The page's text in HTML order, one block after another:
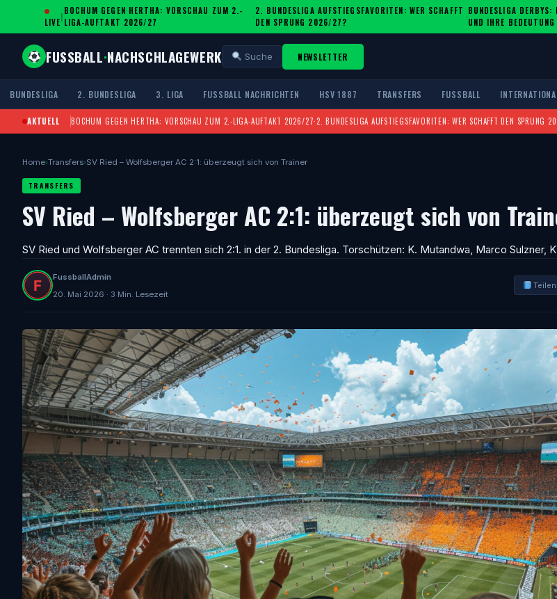
LIVE
|
BOCHUM GEGEN HERTHA: VORSCHAU ZUM 2.-
LIGA-AUFTAKT 2026/27
·
2. BUNDESLIGA AUFSTIEGSFAVORITEN: WER SCHAFFT
DEN SPRUNG 2026/27?
·
BUNDESLIGA DERBYS:
ND IHRE BEDEUTUNG
FUSSBALL·NACHSCHLAGEWERK Suche NEWSLETTER
BUNDESLIGA 2. BUNDESLIGA 3. LIGA FUSSBALL NACHRICHTEN HSV 1887 TRANSFERS FUSSBALL
AKTUELL BOCHUM GEGEN HERTHA: VORSCHAU ZUM 2.-LIGA-AUFTAKT 2026/27·2. BUNDESLIGA AUFSTIEGSFAVORITEN: WER SCHAFFT DEN SPRUNG
Home›Transfers›SV Ried – Wolfsberger AC 2:1: überzeugt sich von Trainer
TRANSFERS
SV Ried – Wolfsberger AC 2:1: überzeugt sich von
SV Ried und Wolfsberger AC trennten sich 2:1. in der 2. Bundesliga. Torschützen: K. Mutandwa, Marco Sulzner,
FussballAdmin
20. Mai 2026 · 3 Min. Lesezeit
Teilen